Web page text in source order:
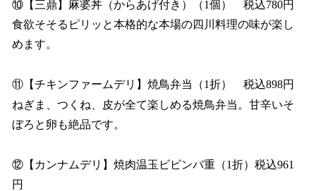
⑩【三鼎】麻婆丼（からあげ付き）（1個） 税込780円
食欲そそるピリッと本格的な本場の四川料理の味が楽し
めます。
⑪【チキンファームデリ】焼鳥弁当（1折） 税込898円
ねぎま、つくね、皮が全て楽しめる焼鳥弁当。甘辛いそ
ぼろと卵も絶品です。
⑫【カンナムデリ】焼肉温玉ビビンバ重（1折）税込961
円